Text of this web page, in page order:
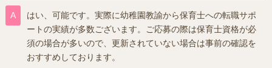
はい、可能です。実際に幼稚園教諭から保育士への転職サポ
ートの実績が多数ございます。ご応募の際は保育士資格が必
須の場合が多いので、更新されていない場合は事前の確認を
おすすめしております。